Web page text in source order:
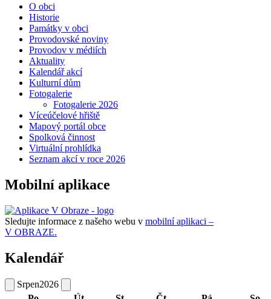
O obci
Historie
Památky v obci
Provodovské noviny
Provodov v médiích
Aktuality
Kalendář akcí
Kulturní dům
Fotogalerie
Fotogalerie 2026
Víceúčelové hřiště
Mapový portál obce
Spolková činnost
Virtuální prohlídka
Seznam akcí v roce 2026
Mobilní aplikace
Sledujte informace z našeho webu v mobilní aplikaci –
V OBRAZE.
Kalendář
Srpen2026